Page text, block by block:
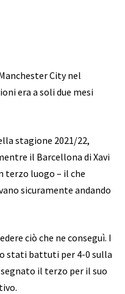
City nel
era a soli due mesi
stagione 2021/22,
il Barcellona di Xavi
terzo luogo – il che
sicuramente andando
ciò che ne conseguì. I
stati battuti per 4-0 sulla
il terzo per il suo